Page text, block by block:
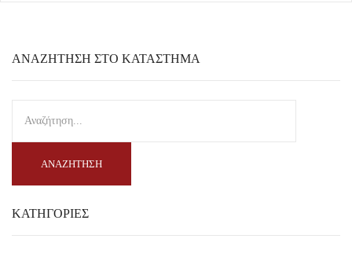
ΑΝΑΖΉΤΗΣΗ ΣΤΟ ΚΑΤΆΣΤΗΜΑ
ΑΝΑΖΉΤΗΣΗ
ΚΑΤΗΓΟΡΊΕΣ